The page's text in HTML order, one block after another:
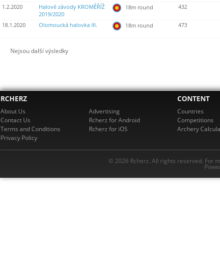
1.2.2020
Halové závody KROMĚŘÍŽ
2019/2020
18m round 432
18.1.2020 Olomoucká halovka III. 18m round 473
Nejsou další výsledky
RCHERZ
About Us
Contact Us
Terms and Conditions
Privacy Policy
Advertising
Rcherz for Android
Rcherz for iOS
CONTENT
Countries
Competitions
Archery
© 2026 Rcherz. All rights reserved. For